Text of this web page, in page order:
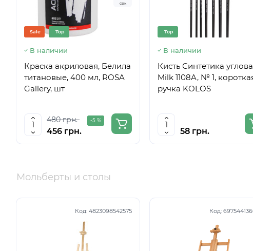
Sale Top
сек
В наличии
Краска акриловая, Белила
титановые, 400 мл, ROSA
Gallery, шт
480 грн. -5 %
456 грн.
Top
В наличии
Кисть Синтетика
Milk 1108A, № 1,
ручка KOLOS
58 грн.
Мольберты и столы
Код: 4823098542575 Код: